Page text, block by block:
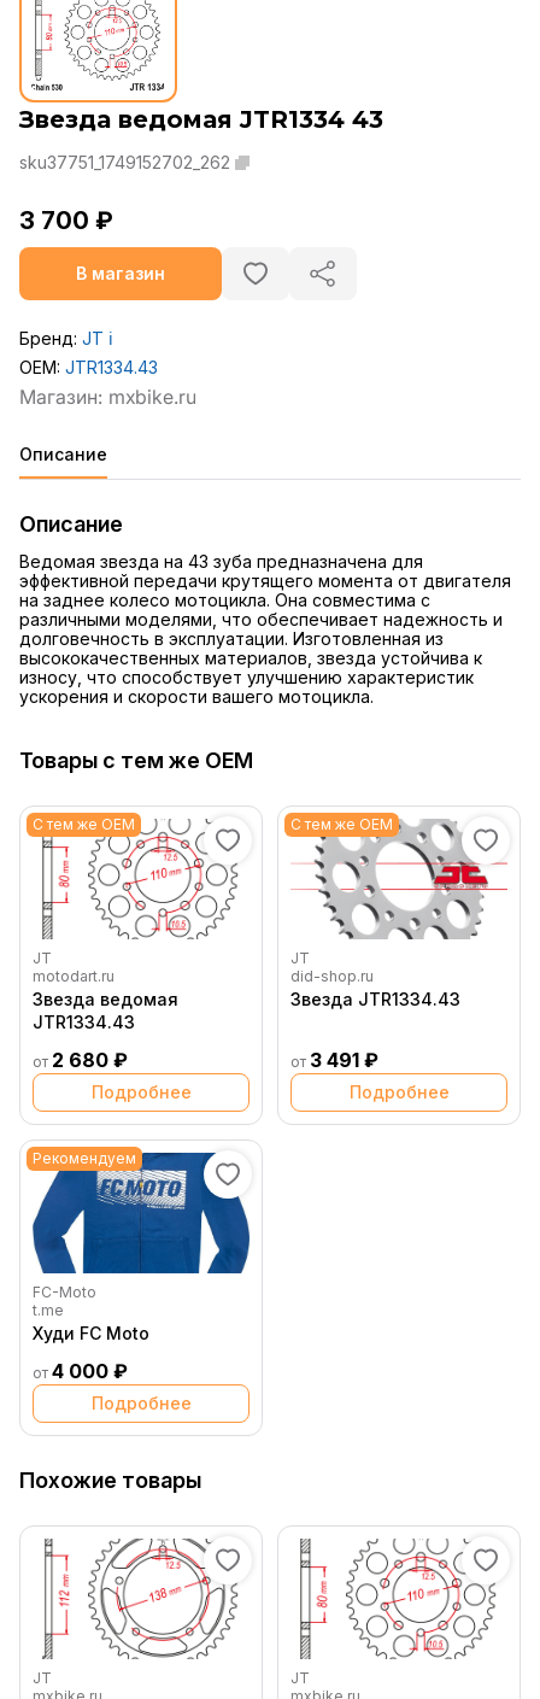
Звезда ведомая JTR1334 43
sku37751_1749152702_262
3 700 ₽
В магазин
Бренд: JT ℹ️
OEM: JTR1334.43
Описание
Описание
Ведомая звезда на 43 зуба предназначена для
эффективной передачи крутящего момента от двигателя
на заднее колесо мотоцикла. Она совместима с
различными моделями, что обеспечивает надежность и
долговечность в эксплуатации. Изготовленная из
высококачественных материалов, звезда устойчива к
износу, что способствует улучшению характеристик
ускорения и скорости вашего мотоцикла.
Товары с тем же OEM
С тем же OEM
JT
motodart.ru
Звезда ведомая
JTR1334.43
от 2 680 ₽
Подробнее
С тем же OEM
JT
did-shop.ru
Звезда JTR1334.43
от 3 491 ₽
Подробнее
Рекомендуем
FC-Moto
t.me
Худи FC Moto
от 4 000 ₽
Подробнее
Похожие товары
JT
JT